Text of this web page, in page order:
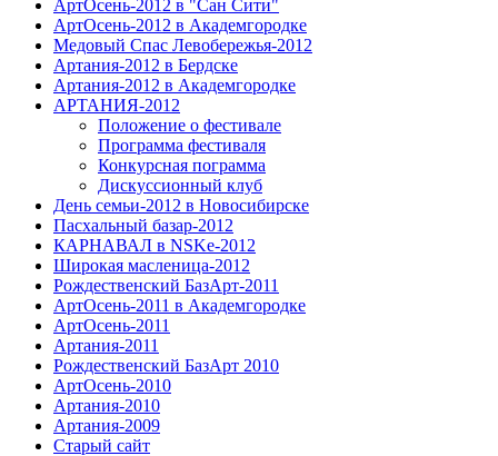
АртОсень-2012 в "Сан Сити"
АртОсень-2012 в Академгородке
Медовый Спас Левобережья-2012
Артания-2012 в Бердске
Артания-2012 в Академгородке
АРТАНИЯ-2012
Положение о фестивале
Программа фестиваля
Конкурсная пограмма
Дискуссионный клуб
День семьи-2012 в Новосибирске
Пасхальный базар-2012
КАРНАВАЛ в NSKe-2012
Широкая масленица-2012
Рождественский БазАрт-2011
АртОсень-2011 в Академгородке
АртОсень-2011
Артания-2011
Рождественский БазАрт 2010
АртОсень-2010
Артания-2010
Артания-2009
Старый сайт